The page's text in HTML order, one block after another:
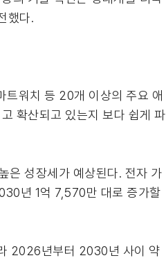
했다.
트워치 등 20개 이상의 주요 애
확산되고 있는지 보다 쉽게 파
은 성장세가 예상된다. 전자 가
년 1억 7,570만 대로 증가할
2026년부터 2030년 사이 약